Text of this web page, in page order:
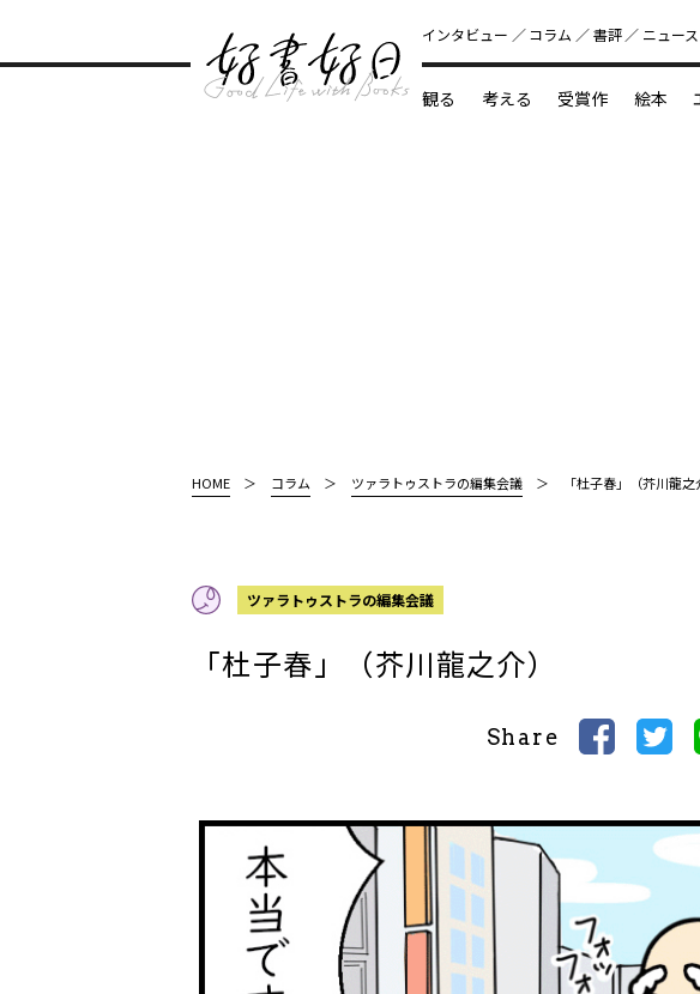
好書好日
インタビュー コラム 書評 ニュース
観る 考える 受賞作 絵本
HOME コラム ツァラトゥストラの編集会議 「杜子春」（芥川龍之
ツァラトゥストラの編集会議
「杜子春」（芥川龍之介）
Share